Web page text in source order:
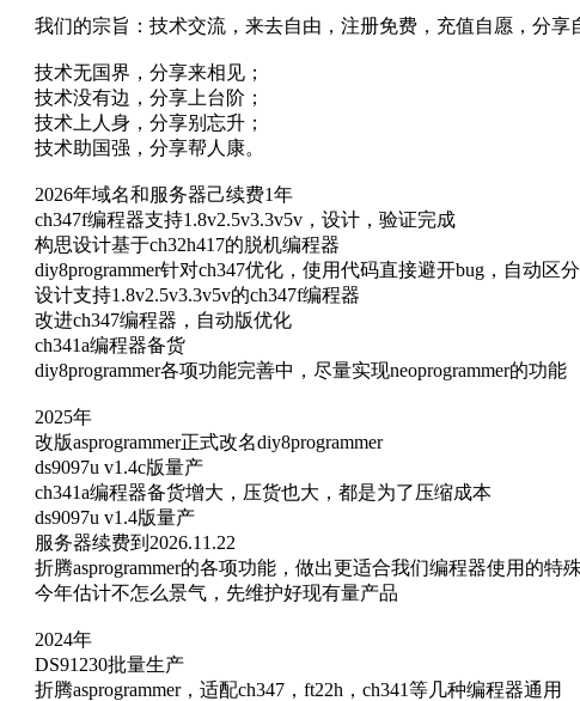
我们的宗旨：技术交流，来去自由，注册免费，充值自愿，分享
技术无国界，分享来相见；
技术没有边，分享上台阶；
技术上人身，分享别忘升；
技术助国强，分享帮人康。
2026年域名和服务器己续费1年
ch347f编程器支持1.8v2.5v3.3v5v，设计，验证完成
构思设计基于ch32h417的脱机编程器
diy8programmer针对ch347优化，使用代码直接避开bug，自动区
设计支持1.8v2.5v3.3v5v的ch347f编程器
改进ch347编程器，自动版优化
ch341a编程器备货
diy8programmer各项功能完善中，尽量实现neoprogrammer的功能
2025年
改版asprogrammer正式改名diy8programmer
ds9097u v1.4c版量产
ch341a编程器备货增大，压货也大，都是为了压缩成本
ds9097u v1.4版量产
服务器续费到2026.11.22
折腾asprogrammer的各项功能，做出更适合我们编程器使用的
今年估计不怎么景气，先维护好现有量产品
2024年
DS91230批量生产
折腾asprogrammer，适配ch347，ft22h，ch341等几种编程器通用